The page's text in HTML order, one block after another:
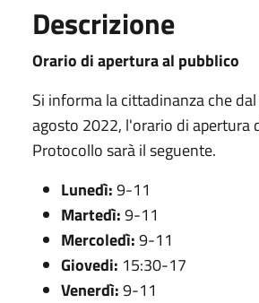
Descrizione
Orario di apertura al pubblico
Si informa la cittadinanza che
agosto 2022, l'orario di apertura
Protocollo sarà il seguente.
Lunedì:9-11
Martedì:9-11
Mercoledì:9-11
Giovedi: 15:30-17
Venerdì:9-11